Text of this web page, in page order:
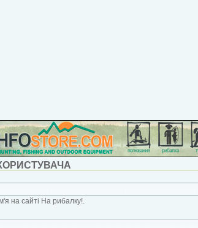
на сайті На рибалку!.